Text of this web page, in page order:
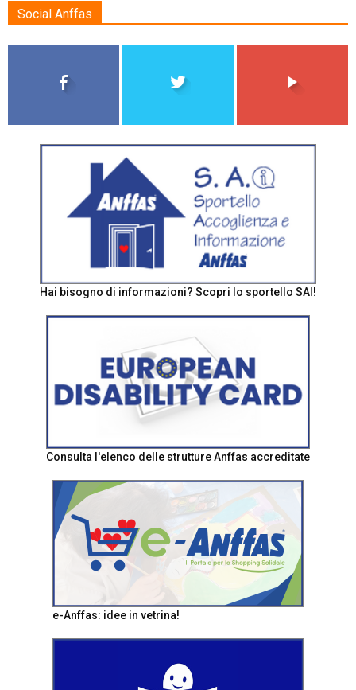
Social Anffas
Hai bisogno di informazioni? Scopri lo sportello SAI!
Consulta l'elenco delle strutture Anffas accreditate
e-Anffas: idee in vetrina!